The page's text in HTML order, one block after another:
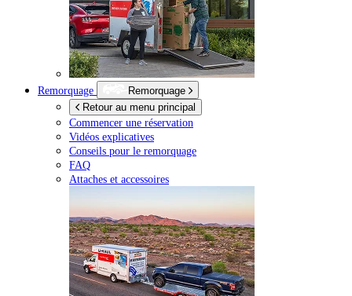
Remorquage
Remorquage
Retour au menu principal
Commencer une réservation
Vidéos explicatives
Conseils pour le remorquage
FAQ
Attaches et accessoires